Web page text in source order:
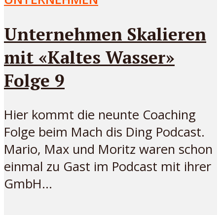
Unternehmen Skalieren
mit «Kaltes Wasser»
Folge 9
Hier kommt die neunte Coaching
Folge beim Mach dis Ding Podcast.
Mario, Max und Moritz waren schon
einmal zu Gast im Podcast mit ihrer
GmbH...